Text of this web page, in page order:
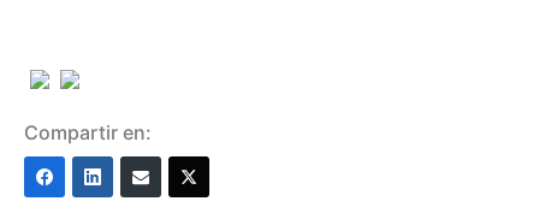
Compartir en: